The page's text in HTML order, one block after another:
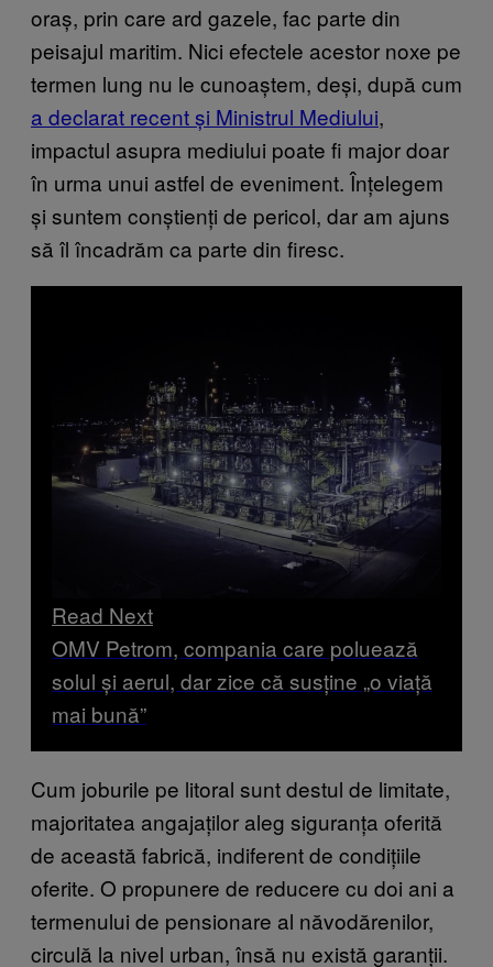
oraș, prin care ard gazele, fac parte din
peisajul maritim. Nici efectele acestor noxe pe
termen lung nu le cunoaștem, deși, după cum
a declarat recent și Ministrul Mediului,
impactul asupra mediului poate fi major doar
în urma unui astfel de eveniment. Înțelegem
și suntem conștienți de pericol, dar am ajuns
să îl încadrăm ca parte din firesc.
Read Next
OMV Petrom, compania care poluează
solul și aerul, dar zice că susține „o viață
mai bună”
Cum joburile pe litoral sunt destul de limitate,
majoritatea angajaților aleg siguranța oferită
de această fabrică, indiferent de condițiile
oferite. O propunere de reducere cu doi ani a
termenului de pensionare al năvodărenilor,
circulă la nivel urban, însă nu există garanții.